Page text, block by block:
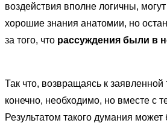
воздействия вполне логичны,
хорошие знания анатомии, но
за того, что рассуждения были в
Так что, возвращаясь к заявленной
конечно, необходимо, но вместе с
Результатом такого думания